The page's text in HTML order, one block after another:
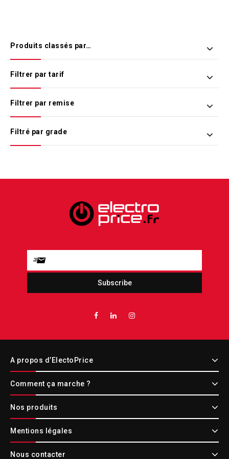
Produits classés par…
Filtrer par tarif
Filtrer par remise
Filtré par grade
A propos d’ElectoPrice
Comment ça marche ?
Nos produits
Mentions légales
Nous contacter